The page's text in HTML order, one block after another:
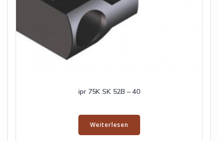
ipr 75K SK 52B – 40
Weiterlesen